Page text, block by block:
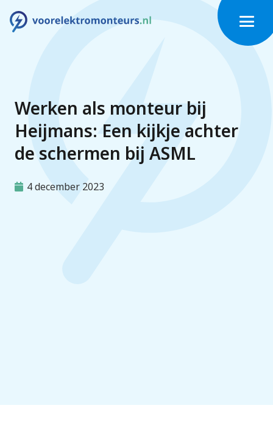
Werken als monteur bij
Heijmans: Een kijkje achter
de schermen bij ASML
4 december 2023